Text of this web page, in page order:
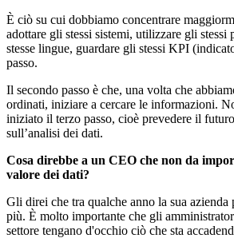
È ciò su cui dobbiamo concentrare
adottare gli stessi sistemi, utilizzare gli stessi
stesse lingue, guardare gli stessi KPI
passo.
Il secondo passo è che, una volta che
ordinati, iniziare a cercare le informazioni.
iniziato il terzo passo, cioè prevedere il
sull’analisi dei dati.
Cosa direbbe a un CEO che non da
valore dei dati?
Gli direi che tra qualche anno la sua azienda
più. È molto importante che gli
settore tengano d'occhio ciò che sta